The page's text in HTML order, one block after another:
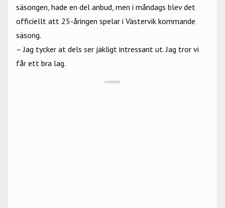
säsongen, hade en del anbud, men i måndags blev det
officiellt att 25-åringen spelar i Västervik kommande
säsong.
– Jag tycker at dels ser jäkligt intressant ut. Jag tror vi
får ett bra lag.
ANNONS